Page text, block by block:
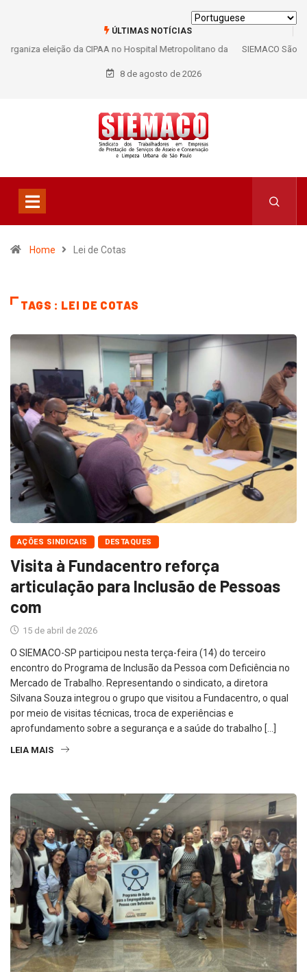
ÚLTIMAS NOTÍCIAS
SIEMACO São Paulo garante mais de 400 benefícios natalidade para
trabalhadores do Asseio em 2026
8 de agosto de 2026
Home Lei de Cotas
TAGS : LEI DE COTAS
AÇÕES SINDICAIS DESTAQUES
Visita à Fundacentro reforça
articulação para Inclusão de Pessoas
com
15 de abril de 2026
O SIEMACO-SP participou nesta terça-feira (14) do terceiro
encontro do Programa de Inclusão da Pessoa com Deficiência no
Mercado de Trabalho. Representando o sindicato, a diretora
Silvana Souza integrou o grupo que visitou a Fundacentro, o qual
por meio de visitas técnicas, troca de experiências e
aprofundamento sobre a segurança e a saúde do trabalho […]
LEIA MAIS